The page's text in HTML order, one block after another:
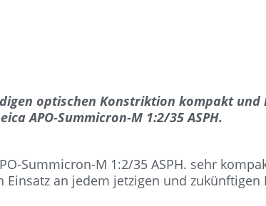
optischen Konstriktion kompakt und
APO-Summicron-M 1:2/35 ASPH.
Summicron-M 1:2/35 ASPH. sehr
an jedem jetzigen und